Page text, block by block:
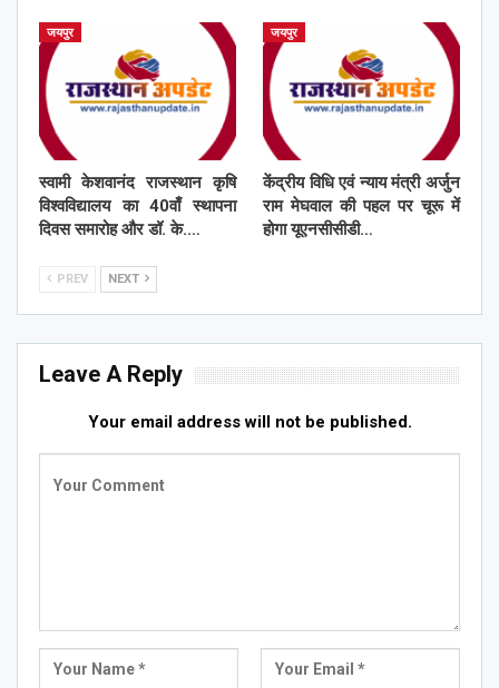
जयपुर
स्वामी केशवानंद राजस्थान कृषि
विश्वविद्यालय का 40वाँ स्थापना
दिवस समारोह और डॉ. के.…
जयपुर
केंद्रीय विधि एवं न्याय मंत्री अर्जुन
राम मेघवाल की पहल पर चूरू में
होगा यूएनसीसीडी…
PREV NEXT
Leave A Reply
Your email address will not be published.